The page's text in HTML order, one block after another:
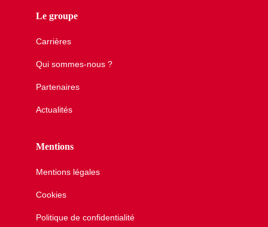
Le groupe
Carrières
Qui sommes-nous ?
Partenaires
Actualités
Mentions
Mentions légales
Cookies
Politique de confidentialité